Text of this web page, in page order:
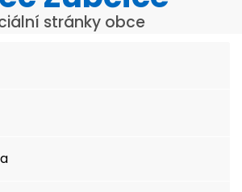
stránky obce